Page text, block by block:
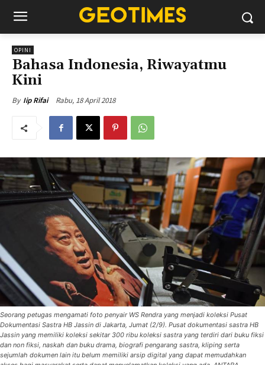
OPINI
Bahasa Indonesia, Riwayatmu
Kini
By Iip Rifai Rabu, 18 April 2018
Seorang petugas mengamati foto penyair WS Rendra yang menjadi koleksi Pusat
Dokumentasi Sastra HB Jassin di Jakarta, Jumat (2/9). Pusat dokumentasi sastra HB
Jassin yang memiliki koleksi sekitar 300 ribu koleksi sastra yang terdiri dari buku fiksi
dan non fiksi, naskah dan buku drama, biografi pengarang sastra, kliping serta
sejumlah dokumen lain itu belum memiliki arsip digital yang dapat memudahkan